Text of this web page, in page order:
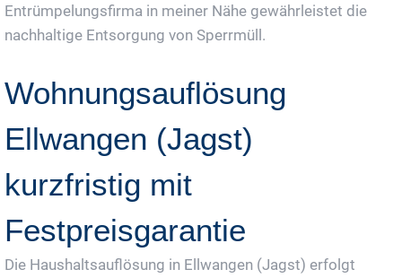
Entrümpelungsfirma in meiner Nähe gewährleistet die
nachhaltige Entsorgung von Sperrmüll.
Wohnungsauflösung
Ellwangen (Jagst)
kurzfristig mit
Festpreisgarantie
Die Haushaltsauflösung in Ellwangen (Jagst) erfolgt